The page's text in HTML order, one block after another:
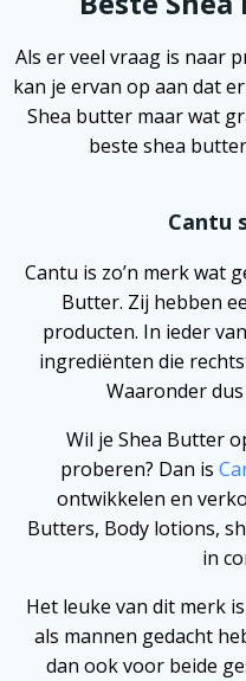
Als er veel vraag is naar
kan je ervan op aan dat
Shea butter maar wat
beste shea
Cantu
Cantu is zo’n merk wat
Butter. Zij hebben
producten. In ieder
ingrediënten die
Waaronder
Wil je Shea Butter
proberen? Dan is
ontwikkelen en
Butters, Body lotions,
in
Het leuke van dit merk
als mannen gedacht
dan ook voor beide